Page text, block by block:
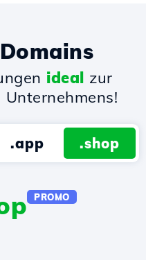
ideal zur
.app .shop
PROMO